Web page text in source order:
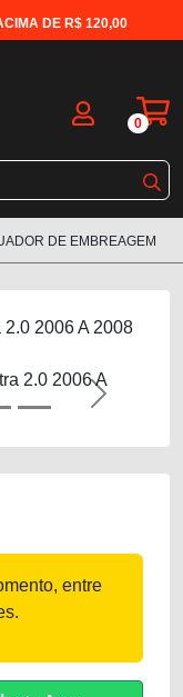
DE R$ 120,00
0
DE EMBREAGEM
2006 A 2008
Next
entre